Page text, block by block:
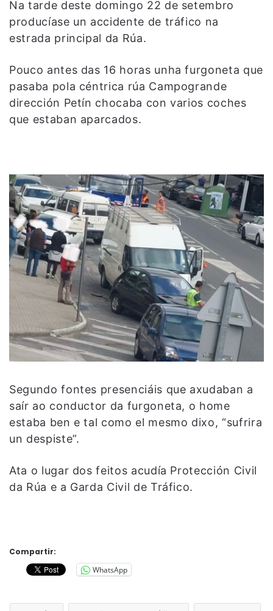
Na tarde deste domingo 22 de setembro
producíase un accidente de tráfico na
estrada principal da Rúa.
Pouco antes das 16 horas unha furgoneta que
pasaba pola céntrica rúa Campogrande
dirección Petín chocaba con varios coches
que estaban aparcados.
Segundo fontes presenciáis que axudaban a
saír ao conductor da furgoneta, o home
estaba ben e tal como el mesmo dixo, “sufrira
un despiste”.
Ata o lugar dos feitos acudía Protección Civil
da Rúa e a Garda Civil de Tráfico.
Compartir:
WhatsApp